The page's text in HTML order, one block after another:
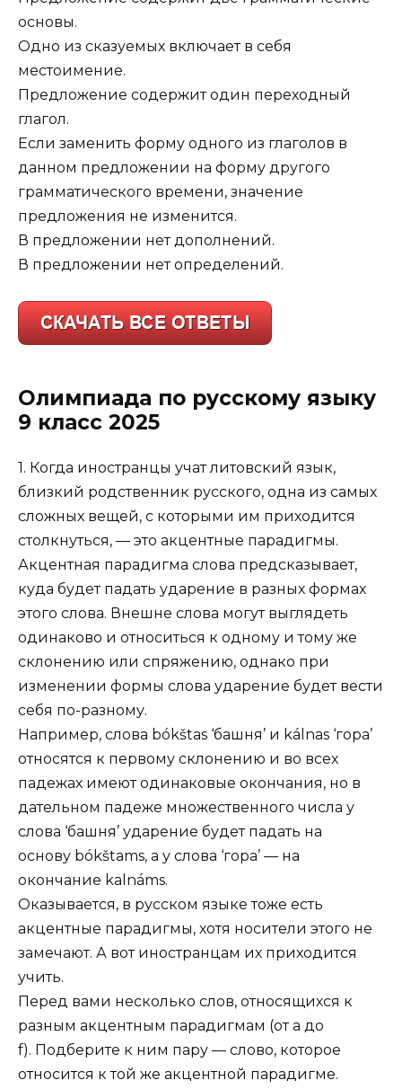
основы.
Одно из сказуемых включает в себя
местоимение.
Предложение содержит один переходный
глагол.
Если заменить форму одного из глаголов в
данном предложении на форму другого
грамматического времени, значение
предложения не изменится.
В предложении нет дополнений.
В предложении нет определений.
Олимпиада по русскому языку
9 класс 2025
1. Когда иностранцы учат литовский язык,
близкий родственник русского, одна из самых
сложных вещей, с которыми им приходится
столкнуться, — это акцентные парадигмы.
Акцентная парадигма слова предсказывает,
куда будет падать ударение в разных формах
этого слова. Внешне слова могут выглядеть
одинаково и относиться к одному и тому же
склонению или спряжению, однако при
изменении формы слова ударение будет вести
себя по-разному.
Например, слова bókštas ‘башня’ и kálnas ‘гора’
относятся к первому склонению и во всех
падежах имеют одинаковые окончания, но в
дательном падеже множественного числа у
слова ‘башня’ ударение будет падать на
основу bókštams, а у слова ‘гора’ — на
окончание kalnáms.
Оказывается, в русском языке тоже есть
акцентные парадигмы, хотя носители этого не
замечают. А вот иностранцам их приходится
учить.
Перед вами несколько слов, относящихся к
разным акцентным парадигмам (от a до
f). Подберите к ним пару — слово, которое
относится к той же акцентной парадигме.